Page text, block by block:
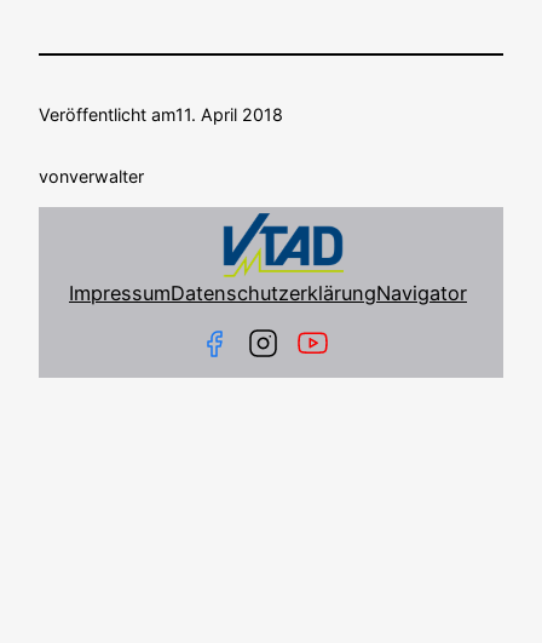
Veröffentlicht am11. April 2018
vonverwalter
ImpressumDatenschutzerklärungNavigator